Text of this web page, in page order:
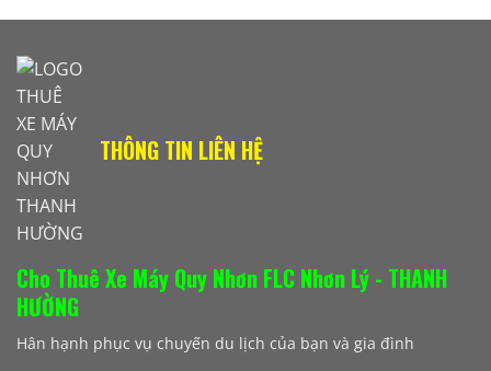
THÔNG TIN LIÊN HỆ
Cho Thuê Xe Máy Quy Nhơn FLC Nhơn Lý - THANH
HƯỜNG
Hân hạnh phục vụ chuyến du lịch của bạn và gia đình